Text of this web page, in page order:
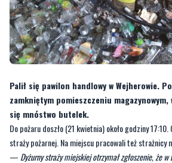
Palił się pawilon handlowy w Wejherowie.
zamkniętym pomieszczeniu magazynowym,
Do pożaru doszło (21 kwietnia) około godziny 17:10.
straży pożarnej. Na miejscu pracowali też strażnicy
— Dyżurny straży miejskiej otrzymał zgłoszenie, że w
przebywają osoby, które mogą zaprószyć ogień. Gdy
miejsce, kłęby dymu widoczne były już na zewnątrz
zamkniętym pomieszczeniu magazynowym–